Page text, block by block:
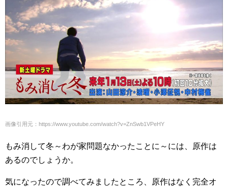
画像引用元：https://www.youtube.com/watch?v=ZnSwb1VPeHY
もみ消して冬～わが家問題なかったことに～には、原作は
あるのでしょうか。
気になったので調べてみましたところ、原作はなく完全オ